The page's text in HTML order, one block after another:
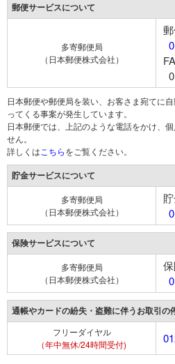
郵便サービスについて
多寄郵便局
（日本郵便株式会社）
日本郵便や郵便局を装い、お客さま宛てに
ってくる事案が発生しています。
日本郵便では、上記のような電話をかけ、
せん。
詳しくは こちらをご覧ください。
貯金サービスについて
多寄郵便局
（日本郵便株式会社）
保険サービスについて
多寄郵便局
（日本郵便株式会社）
通帳やカードの紛失・盗難に伴うお取引の
フリーダイヤル
（年中無休/24時間受付)